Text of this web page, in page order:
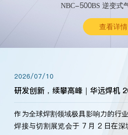
NBC-500BS 逆变式
查看详情
2026/07/10
研发创新，续攀高峰｜华远焊机
作为全球焊割领域极具影响力的行
焊接与切割展览会于 7 月 2 日在